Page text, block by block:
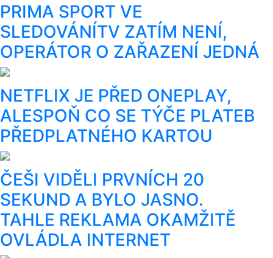
PRIMA SPORT VE
SLEDOVÁNÍTV ZATÍM NENÍ,
OPERÁTOR O ZAŘAZENÍ JEDNÁ
NETFLIX JE PŘED ONEPLAY,
ALESPOŇ CO SE TÝČE PLATEB
PŘEDPLATNÉHO KARTOU
ČEŠI VIDĚLI PRVNÍCH 20
SEKUND A BYLO JASNO.
TAHLE REKLAMA OKAMŽITĚ
OVLÁDLA INTERNET